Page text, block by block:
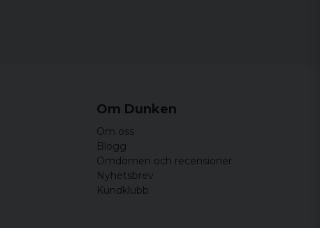
Om Dunken
Om oss
Blogg
Omdömen och recensioner
Nyhetsbrev
Kundklubb